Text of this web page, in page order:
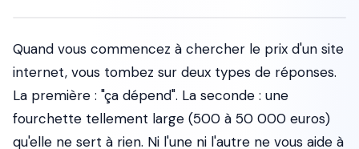
Quand vous commencez à chercher le prix d'un site
internet, vous tombez sur deux types de réponses.
La première : "ça dépend". La seconde : une
fourchette tellement large (500 à 50 000 euros)
qu'elle ne sert à rien. Ni l'une ni l'autre ne vous aide à